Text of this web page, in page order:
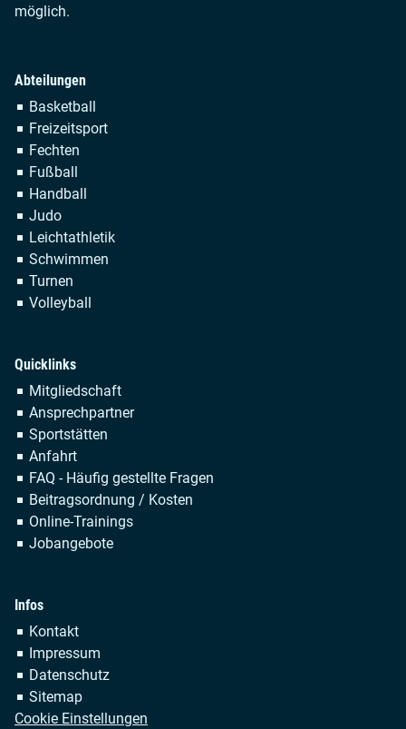
möglich.
Abteilungen
Navigation
überspringen
Basketball
Freizeitsport
Fechten
Fußball
Handball
Judo
Leichtathletik
Schwimmen
Turnen
Volleyball
Quicklinks
Navigation
überspringen
Mitgliedschaft
Ansprechpartner
Sportstätten
Anfahrt
FAQ - Häufig gestellte Fragen
Beitragsordnung / Kosten
Online-Trainings
Jobangebote
Infos
Navigation
überspringen
Kontakt
Impressum
Datenschutz
Sitemap
Cookie Einstellungen